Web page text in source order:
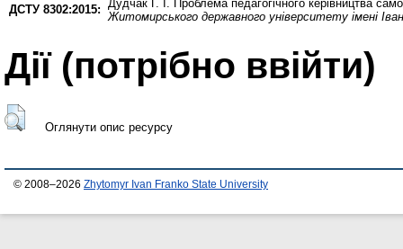
ДСТУ 8302:2015:
Дудчак Г. І.
Проблема педагогічного керівництва
Житомирського державного університету імені
Дії ​​(потрібно ввійти)
Оглянути опис ресурсу
© 2008–2026 Zhytomyr Ivan Franko State University